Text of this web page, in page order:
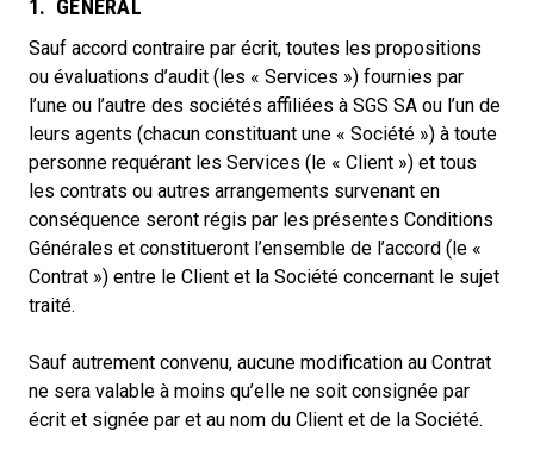
1. GÉNÉRAL
Sauf accord contraire par écrit, toutes les propositions
ou évaluations d’audit (les « Services ») fournies par
l’une ou l’autre des sociétés affiliées à SGS SA ou l’un de
leurs agents (chacun constituant une « Société ») à toute
personne requérant les Services (le « Client ») et tous
les contrats ou autres arrangements survenant en
conséquence seront régis par les présentes Conditions
Générales et constitueront l’ensemble de l’accord (le «
Contrat ») entre le Client et la Société concernant le sujet
traité.
Sauf autrement convenu, aucune modification au Contrat
ne sera valable à moins qu’elle ne soit consignée par
écrit et signée par et au nom du Client et de la Société.